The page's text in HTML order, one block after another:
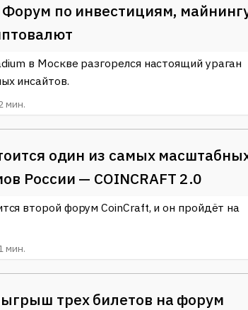
Форум по инвестициям,
в Москве разгорелся настоящий ураган
инсайтов.
мин.
один из самых
России — COINCRAFT 2.0
второй форум CoinCraft, и он пройдёт на
мин.
трех билетов на форум